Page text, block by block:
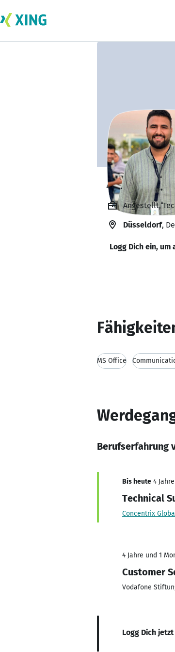
Alaa Jamall
Angestellt,
Düsseldorf,
Logg Dich ein, um
MS Office
Berufserfahrung
Bis heute 4
Technical
Concentrix
4 Jahre und 1
Customer
Vodafone
Logg Dich